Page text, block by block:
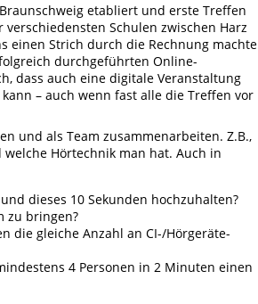
etabliert und erste Treffen
Schulen zwischen Harz
einen Strich durch die Rechnung machte
durchgeführten Online-
dass auch eine digitale Veranstaltung
– auch wenn fast alle die Treffen vor
und als Team zusammenarbeiten. Z.B.,
Hörtechnik man hat. Auch in
dieses 10 Sekunden hochzuhalten?
zu bringen?
die gleiche Anzahl an CI-/Hörgeräte-
4 Personen in 2 Minuten einen